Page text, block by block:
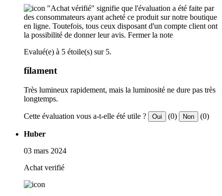
"Achat vérifié" signifie que l'évaluation a été faite par
des consommateurs ayant acheté ce produit sur notre boutique
en ligne. Toutefois, tous ceux disposant d'un compte client ont
la possibilité de donner leur avis. Fermer la note
Evalué(e) à 5 étoile(s) sur 5.
filament
Très lumineux rapidement, mais la luminosité ne dure pas très
longtemps.
Cette évaluation vous a-t-elle été utile ? Oui (0) Non (0)
Huber
03 mars 2024
Achat verifié